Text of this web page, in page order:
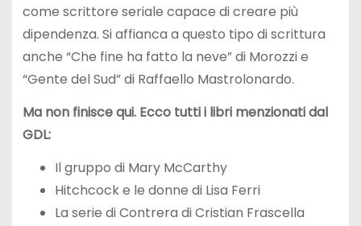
come scrittore seriale capace di creare più
dipendenza. Si affianca a questo tipo di scrittura
anche “Che fine ha fatto la neve” di Morozzi e
“Gente del Sud” di Raffaello Mastrolonardo.
Ma non finisce qui. Ecco tutti i libri menzionati dal
GDL:
Il gruppo di Mary McCarthy
Hitchcock e le donne di Lisa Ferri
La serie di Contrera di Cristian Frascella